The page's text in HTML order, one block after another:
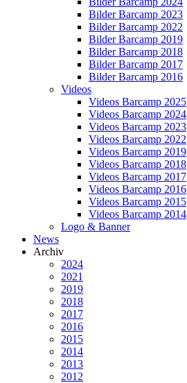
Bilder Barcamp 2023
Bilder Barcamp 2022
Bilder Barcamp 2019
Bilder Barcamp 2018
Bilder Barcamp 2017
Bilder Barcamp 2016
Videos
Videos Barcamp 2025
Videos Barcamp 2024
Videos Barcamp 2023
Videos Barcamp 2022
Videos Barcamp 2019
Videos Barcamp 2018
Videos Barcamp 2017
Videos Barcamp 2016
Videos Barcamp 2015
Videos Barcamp 2014
Logo & Banner
News
Archiv
2024
2021
2019
2018
2017
2016
2015
2014
2013
2012